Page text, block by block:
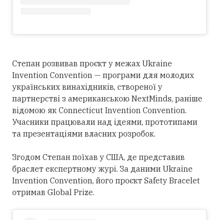
Степан розвивав проєкт у межах Ukraine
Invention Convention — програми для молодих
українських винахідників, створеної у
партнерстві з американською NextMinds, раніше
відомою як Connecticut Invention Convention.
Учасники працювали над ідеями, прототипами
та презентаціями власних розробок.
Згодом Степан поїхав у США, де представив
браслет експертному журі. За даними Ukraine
Invention Convention, його проєкт Safety Bracelet
отримав Global Prize.